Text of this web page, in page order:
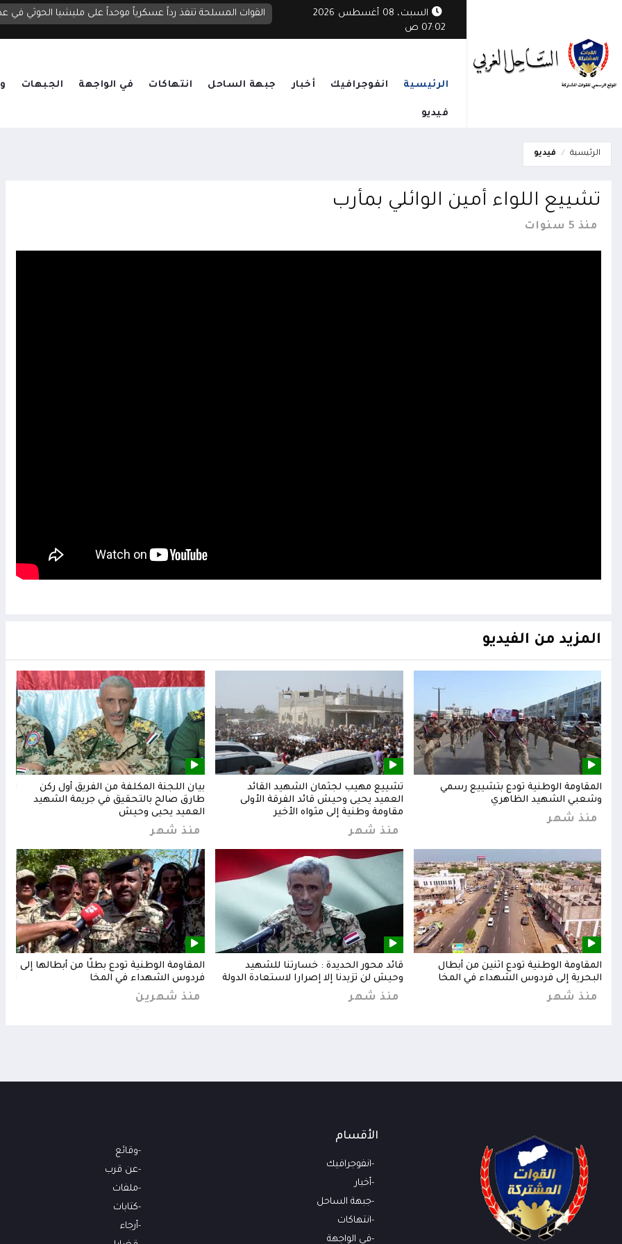
السبت، 08 أغسطس 2026
07:02 ص
القوات المسلحة تنفذ رداً عسكرياً موحداً على مليشيا الحوثي في
الرئيسية انفوجرافيك أخبار جبهة الساحل انتهاكات في الواجهة الجبهات
فيديو
الرئيسية فيديو
تشييع اللواء أمين الوائلي بمأرب
منذ 5 سنوات
المزيد من الفيديو
المقاومة الوطنية تودع بتشييع رسمي
وشعبي الشهيد الظاهري
منذ شهر
تشييع مهيب لجثمان الشهيد القائد
العميد يحيى وحيش قائد الفرقة الأولى
مقاومة وطنية إلى مثواه الأخير
منذ شهر
بيان اللجنة المكلفة من الفريق أول ركن
طارق صالح بالتحقيق في جريمة الشهيد
العميد يحيى وحيش
منذ شهر
المقاومة الوطنية تودع اثنين من أبطال
البحرية إلى فردوس الشهداء في المخا
منذ شهر
قائد محور الحديدة : خسارتنا للشهيد
وحيش لن تزيدنا إلا إصرارا لاستعادة الدولة
منذ شهر
المقاومة الوطنية تودع بطلًا من أبطالها إلى
فردوس الشهداء في المخا
منذ شهرين
الأقسام
انفوجرافيك
أخبار
جبهة الساحل
انتهاكات
في الواجهة
وقائع
عن قرب
ملفات
كتابات
أرجاء